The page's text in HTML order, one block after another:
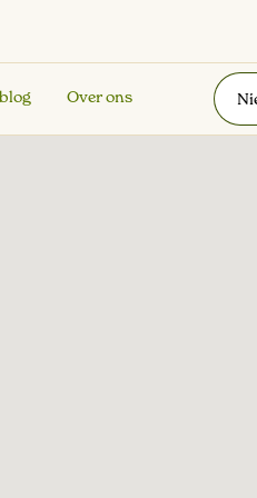
Over ons